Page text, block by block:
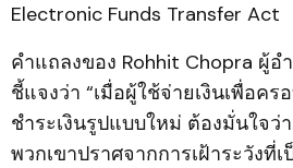
Electronic Funds Transfer Act
คำแถลงของ Rohhit Chopra ผู้อ
ชี้แจงว่า “เมื่อผู้ใช้จ่ายเงินเพื่อค
ชำระเงินรูปแบบใหม่ ต้องมั่นใจว่
พวกเขาปราศจากการเฝ้าระวังที่